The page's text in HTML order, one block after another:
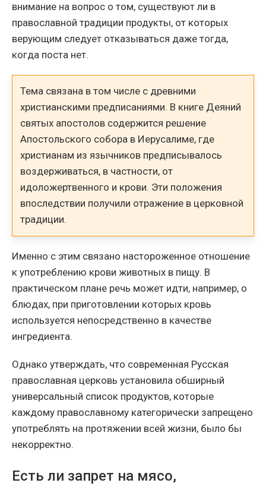
внимание на вопрос о том, существуют ли в
православной традиции продукты, от которых
верующим следует отказываться даже тогда,
когда поста нет.
Тема связана в том числе с древними
христианскими предписаниями. В книге Деяний
святых апостолов содержится решение
Апостольского собора в Иерусалиме, где
христианам из язычников предписывалось
воздерживаться, в частности, от
идоложертвенного и крови. Эти положения
впоследствии получили отражение в церковной
традиции.
Именно с этим связано настороженное отношение
к употреблению крови животных в пищу. В
практическом плане речь может идти, например, о
блюдах, при приготовлении которых кровь
используется непосредственно в качестве
ингредиента.
Однако утверждать, что современная Русская
православная церковь установила обширный
универсальный список продуктов, которые
каждому православному категорически запрещено
употреблять на протяжении всей жизни, было бы
некорректно.
Есть ли запрет на мясо,